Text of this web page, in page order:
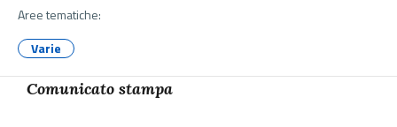
Aree tematiche:
Varie
Comunicato stampa